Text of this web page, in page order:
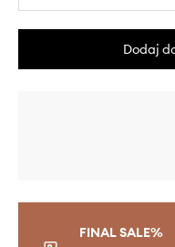
Dodaj
FINAL SALE%